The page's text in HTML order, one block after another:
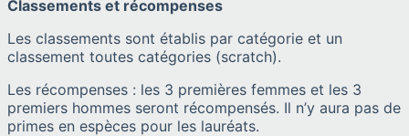
Classements et récompenses
Les classements sont établis par catégorie et un
classement toutes catégories (scratch).
Les récompenses : les 3 premières femmes et les 3
premiers hommes seront récompensés. Il n’y aura pas de
primes en espèces pour les lauréats.